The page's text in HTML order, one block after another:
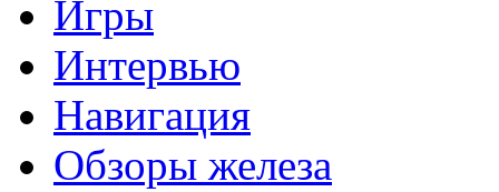
Игры
Интервью
Навигация
Обзоры железа